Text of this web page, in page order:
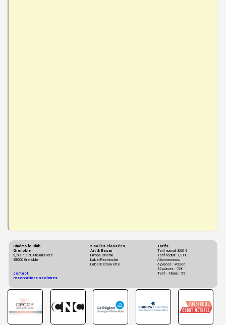
Cinéma le Club
Grenoble
9, bis rue du Phalanstère
38000 Grenoble
contact
reservations scolaires
5 salles classées
Art & Essai
Europa Cinéma
Label Recherche
Label Découverte
Tarifs
Tarif normal: 8,60 €
Tarif réduit: 7,10 €
Abonnements
6 places : 40,20€
12 places : 72€
Tarif - 14ans : 5€